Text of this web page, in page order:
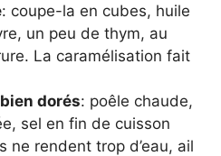
: coupe-la en cubes, huile
un peu de thym, au
La caramélisation fait
dorés: poêle chaude,
sel en fin de cuisson
ne rendent trop d’eau, ail